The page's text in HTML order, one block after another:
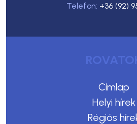
Telefon: +36 (92)
Címlap
Helyi hírek
Régiós